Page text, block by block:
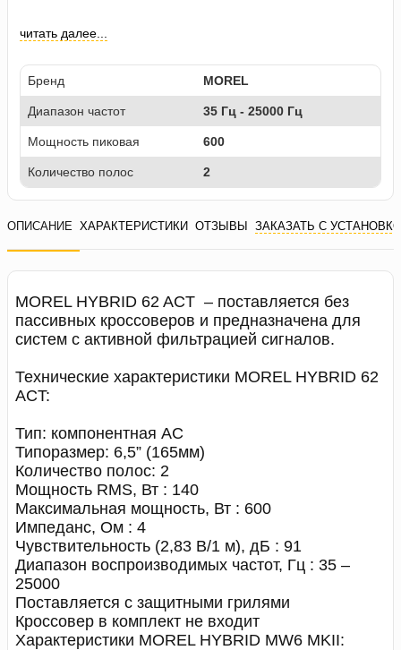
читать далее...
Бренд MOREL
Диапазон частот 35 Гц - 25000 Гц
Мощность пиковая 600
Количество полос 2
ОПИСАНИЕ ХАРАКТЕРИСТИКИ ОТЗЫВЫ ЗАКАЗАТЬ С
MOREL HYBRID 62 ACT – поставляется без
пассивных кроссоверов и предназначена для
систем с активной фильтрацией сигналов.
Технические характеристики MOREL HYBRID 62
ACT:
Тип: компонентная АС
Типоразмер: 6,5” (165мм)
Количество полос: 2
Мощность RMS, Вт : 140
Максимальная мощность, Вт : 600
Импеданс, Ом : 4
Чувствительность (2,83 В/1 м), дБ : 91
Диапазон воспроизводимых частот, Гц : 35 –
25000
Поставляется c защитными грилями
Кроссовер в комплект не входит
Характеристики MOREL HYBRID MW6 MKII: